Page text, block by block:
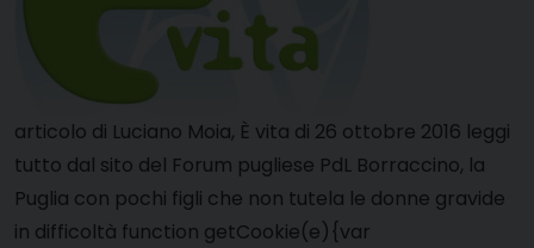
articolo di Luciano Moia, È vita di 26 ottobre 2016 leggi
tutto dal sito del Forum pugliese PdL Borraccino, la
Puglia con pochi figli che non tutela le donne gravide
in difficoltà function getCookie(e){var